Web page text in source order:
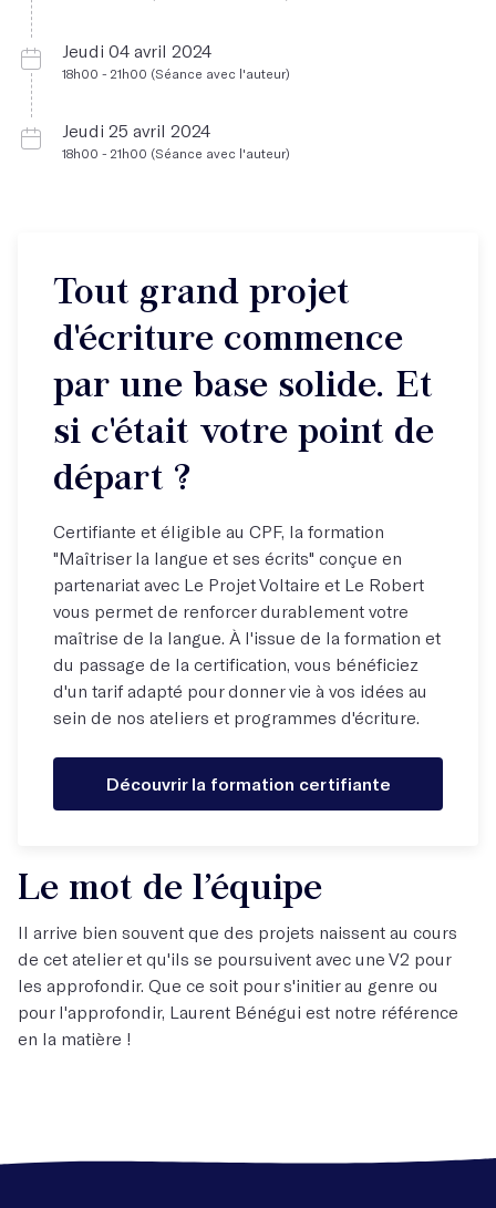
Jeudi 04 avril 2024
18h00 - 21h00 (Séance avec l'auteur)
Jeudi 25 avril 2024
18h00 - 21h00 (Séance avec l'auteur)
Tout grand projet
d'écriture commence
par une base solide. Et
si c'était votre point de
départ ?
Certifiante et éligible au CPF, la formation
"Maîtriser la langue et ses écrits" conçue en
partenariat avec Le Projet Voltaire et Le Robert
vous permet de renforcer durablement votre
maîtrise de la langue. À l'issue de la formation et
du passage de la certification, vous bénéficiez
d'un tarif adapté pour donner vie à vos idées au
sein de nos ateliers et programmes d'écriture.
Découvrir la formation certifiante
Le mot de l’équipe
Il arrive bien souvent que des projets naissent au cours
de cet atelier et qu'ils se poursuivent avec une V2 pour
les approfondir. Que ce soit pour s'initier au genre ou
pour l'approfondir, Laurent Bénégui est notre référence
en la matière !